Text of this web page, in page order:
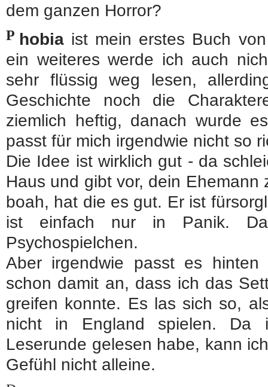
dem ganzen Horror?
P hobia ist mein erstes Buch
ein weiteres werde ich auch
sehr flüssig weg lesen,
Geschichte noch die
ziemlich heftig, danach wurde
passt für mich irgendwie nicht so
Die Idee ist wirklich gut - da
Haus und gibt vor, dein
boah, hat die es gut. Er ist
ist einfach nur in Panik.
Psychospielchen.
Aber irgendwie passt es
schon damit an, dass ich das
greifen konnte. Es las sich so,
nicht in England spielen. Da
Leserunde gelesen habe, kann
Gefühl nicht alleine.